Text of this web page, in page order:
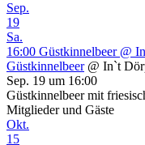
Sep.
19
Sa.
16:00 Güstkinnelbeer @
Güstkinnelbeer @ In`t
Sep. 19 um 16:00
Güstkinnelbeer mit
Mitglieder und Gäste
Okt.
15